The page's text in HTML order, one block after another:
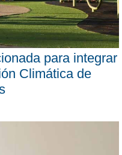
para integrar
Climática de